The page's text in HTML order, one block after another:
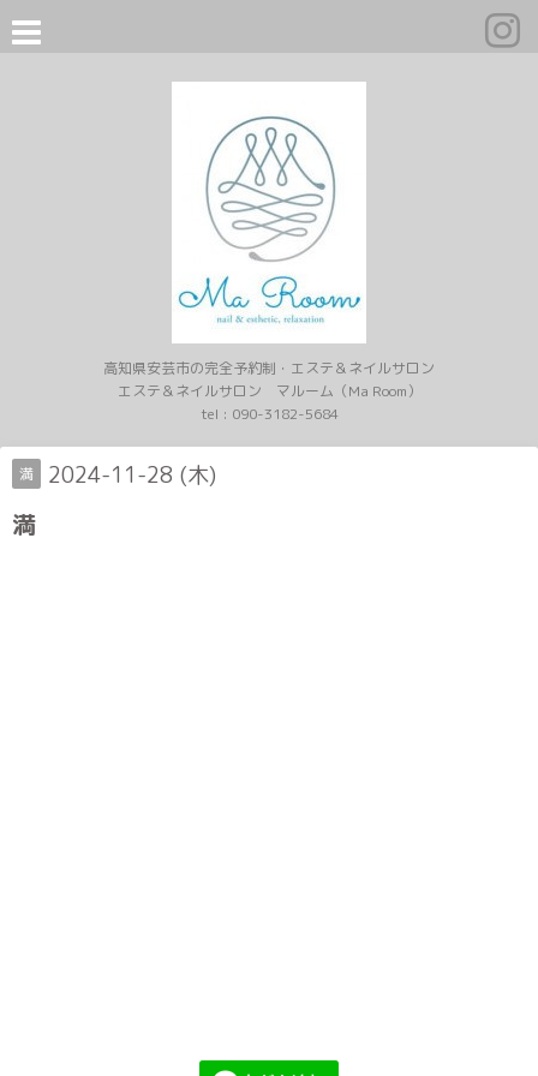
高知県安芸市の完全予約制・エステ＆ネイルサロン
エステ＆ネイルサロン マルーム（Ma Room）
tel : 090-3182-5684
満 2024-11-28 (木)
満